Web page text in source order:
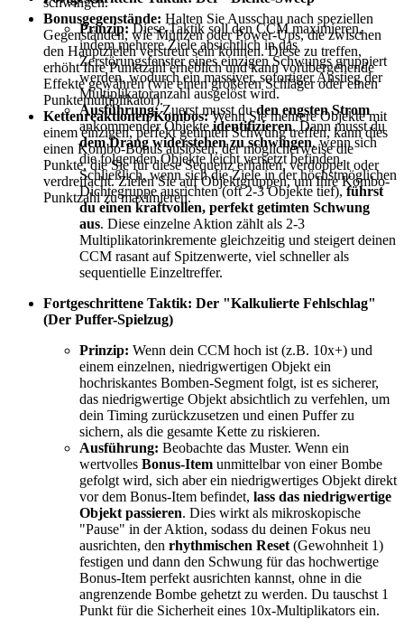
Bonusgegenstände: Halten Sie Ausschau nach speziellen
Gegenständen, wie Münzen oder Power-Ups, die zwischen
den Hauptzielen verstreut sein können. Diese zu treffen,
erhöht Ihre Punktzahl erheblich und kann vorübergehende
Effekte gewähren (wie einen größeren Schläger oder einen
Punktemultiplikator).
Kettenreaktionen/Kombos:Wenn Sie mehrere Objekte mit
einem einzigen, perfekt getimten Schwung treffen, kann dies
einen Kombo-Bonus auslösen, der möglicherweise die
Punkte, die Sie für diese Sequenz erhalten, verdoppelt oder
verdreifacht. Zielen Sie auf Objektgruppen, um Ihre Kombo-
Punktzahl zu maximieren.
Prinzip:Diese Taktik soll den CCM maximieren,
indem mehrere Ziele absichtlich in das
Zerstörungsfenster eines einzigen Schwungs gruppiert
werden, wodurch ein massiver, sofortiger Anstieg der
Multiplikatoranzahl ausgelöst wird.
Ausführung:Zuerst musst duden engsten Strom
ankommender Objekteidentifizieren. Dann musst du
dem Drang widerstehen zu schwingen, wenn sich
die folgenden Objekte leicht versetzt befinden.
Schließlich, wenn sich die Ziele in der höchstmöglichen
Dichtegruppe ausrichten (oft 2-3 Objekte tief),führst
du einen kraftvollen, perfekt getimten Schwung
aus. Diese einzelne Aktion zählt als 2-3
Multiplikatorinkremente gleichzeitig und steigert deinen
CCM rasant auf Spitzenwerte, viel schneller als
sequentielle Einzeltreffer.
Fortgeschrittene Taktik: Der "Kalkulierte Fehlschlag"
(Der Puffer-Spielzug)
Prinzip: Wenn dein CCM hoch ist (z.B. 10x+) und
einem einzelnen, niedrigwertigen Objekt ein
hochriskantes Bomben-Segment folgt, ist es sicherer,
das niedrigwertige Objekt absichtlich zu verfehlen, um
dein Timing zurückzusetzen und einen Puffer zu
sichern, als die gesamte Kette zu riskieren.
Ausführung: Beobachte das Muster. Wenn ein
wertvolles Bonus-Item unmittelbar von einer Bombe
gefolgt wird, sich aber ein niedrigwertiges Objekt direkt
vor dem Bonus-Item befindet, lass das niedrigwertige
Objekt passieren. Dies wirkt als mikroskopische
"Pause" in der Aktion, sodass du deinen Fokus neu
ausrichten, den rhythmischen Reset (Gewohnheit 1)
festigen und dann den Schwung für das hochwertige
Bonus-Item perfekt ausrichten kannst, ohne in die
angrenzende Bombe gehetzt zu werden. Du tauschst 1
Punkt für die Sicherheit eines 10x-Multiplikators ein.